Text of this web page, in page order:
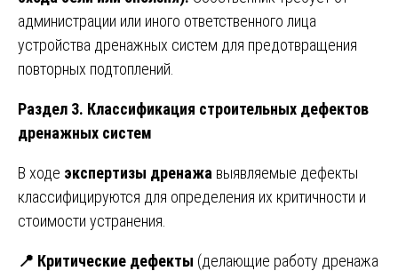
администрации или иного ответственного лица
устройства дренажных систем для предотвращения
повторных подтоплений.
Раздел 3. Классификация строительных дефектов
дренажных систем
В ходе экспертизы дренажа выявляемые дефекты
классифицируются для определения их критичности и
стоимости устранения.
📍 Критические дефекты (делающие работу дренажа